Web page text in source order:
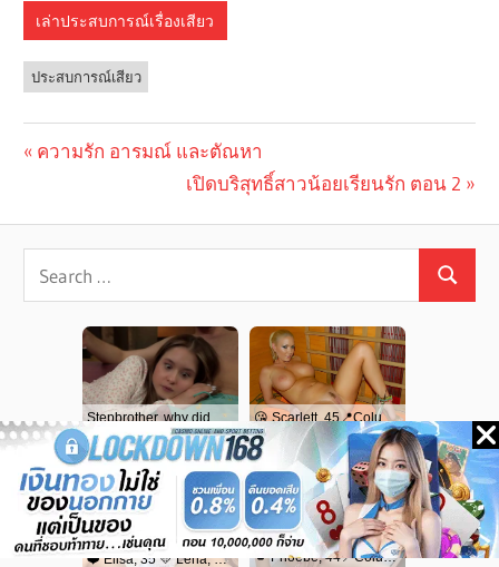
เล่าประสบการณ์เรื่องเสียว
ประสบการณ์เสียว
navigation
Previous
ความรัก อารมณ์ และตัณหา
Next
เปิดบริสุทธิ์สาวน้อยเรียนรัก ตอน 2